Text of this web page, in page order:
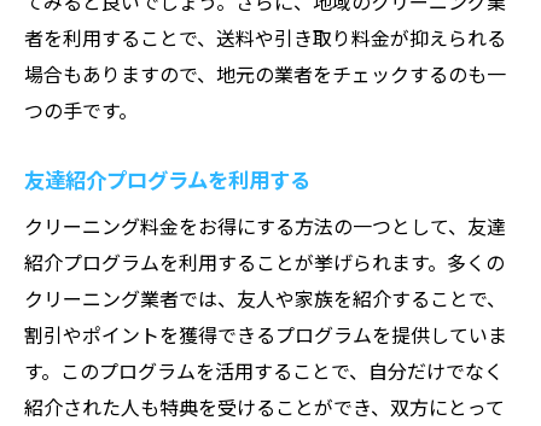
者を利用することで、送料や引き取り料金が抑えられる
場合もありますので、地元の業者をチェックするのも一
つの手です。
友達紹介プログラムを利用する
クリーニング料金をお得にする方法の一つとして、友達
紹介プログラムを利用することが挙げられます。多くの
クリーニング業者では、友人や家族を紹介することで、
割引やポイントを獲得できるプログラムを提供していま
す。このプログラムを活用することで、自分だけでなく
紹介された人も特典を受けることができ、双方にとって